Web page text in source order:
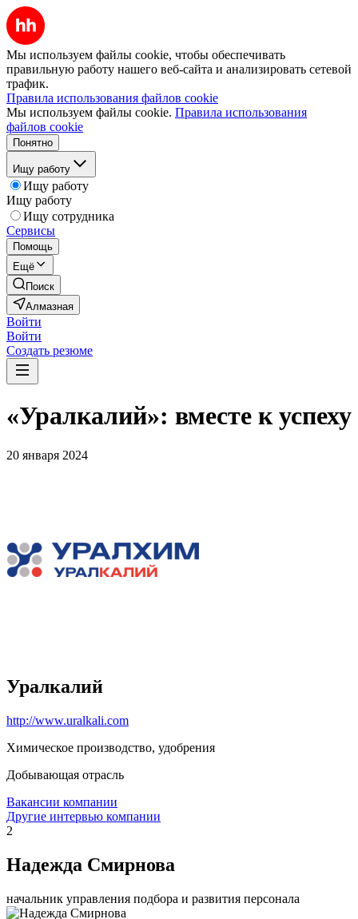
Мы используем файлы cookie, чтобы обеспечивать
правильную работу нашего веб-сайта и анализировать сетевой
трафик.
Правила использования файлов cookie
Мы используем файлы cookie. Правила использования
файлов cookie
Понятно
Ищу работу
Ищу работу
Ищу работу
Ищу сотрудника
Сервисы
Помощь
Ещё
Поиск
Алмазная
Войти
Войти
Создать резюме
«Уралкалий»: вместе к успеху
20 января 2024
Уралкалий
http://www.uralkali.com
Химическое производство, удобрения
Добывающая отрасль
Вакансии компании
Другие интервью компании
2
Надежда Смирнова
начальник управления подбора и развития персонала